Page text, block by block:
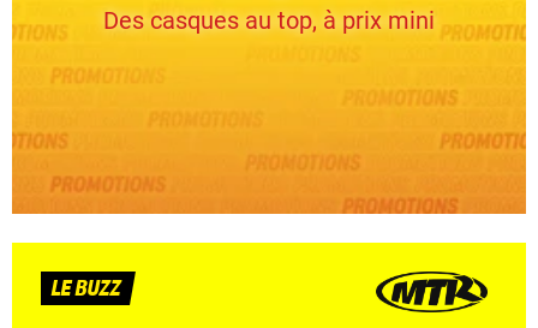
Des casques au top, à prix mini
LE BUZZ